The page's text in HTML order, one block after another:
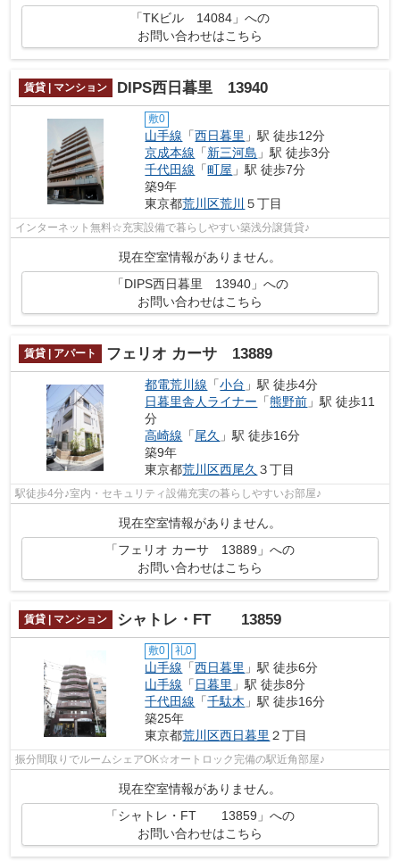
「TKビル 14084」への
お問い合わせはこちら
賃貸 | マンション DIPS西日暮里 13940
敷0
山手線 「西日暮里 」駅 徒歩12分
京成本線 「新三河島 」駅 徒歩3分
千代田線 「町屋 」駅 徒歩7分
築9年
東京都荒川区荒川 ５丁目
インターネット無料☆充実設備で暮らしやすい築浅分譲賃貸♪
現在空室情報がありません。
「DIPS西日暮里 13940」への
お問い合わせはこちら
賃貸 | アパート フェリオ カーサ 13889
都電荒川線 「小台 」駅 徒歩4分
日暮里舎人ライナー 「熊野前 」駅 徒歩11
分
高崎線 「尾久 」駅 徒歩16分
築9年
東京都荒川区西尾久 ３丁目
駅徒歩4分♪室内・セキュリティ設備充実の暮らしやすいお部屋♪
現在空室情報がありません。
「フェリオ カーサ 13889」への
お問い合わせはこちら
賃貸 | マンション シャトレ・FT 13859
敷0 礼0
山手線 「西日暮里 」駅 徒歩6分
山手線 「 日暮里 」駅 徒歩8分
千代田線 「千駄木 」駅 徒歩16分
築25年
東京都荒川区西日暮里 ２丁目
振分間取りでルームシェアOK☆オートロック完備の駅近角部屋♪
現在空室情報がありません。
「シャトレ・FT 13859」への
お問い合わせはこちら